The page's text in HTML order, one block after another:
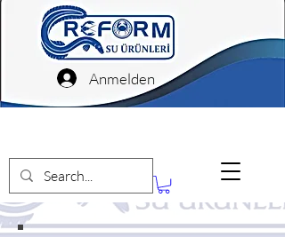
Anmelden